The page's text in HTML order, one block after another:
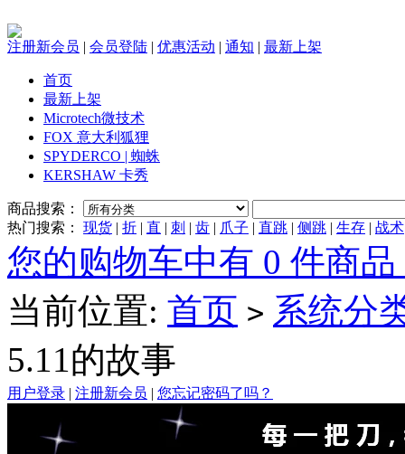
注册新会员 | 会员登陆 | 优惠活动 | 通知 | 最新上架
首页
最新上架
Microtech微技术
FOX 意大利狐狸
SPYDERCO | 蜘蛛
KERSHAW 卡秀
商品搜索：
热门搜索：
现货 | 折 | 直 | 刺 | 齿 | 爪子 | 直跳 | 侧跳 | 生存 | 战术
您的购物车中有 0 件商
当前位置: 首页 > 系统分
5.11的故事
用户登录 | 注册新会员 | 您忘记密码了吗？